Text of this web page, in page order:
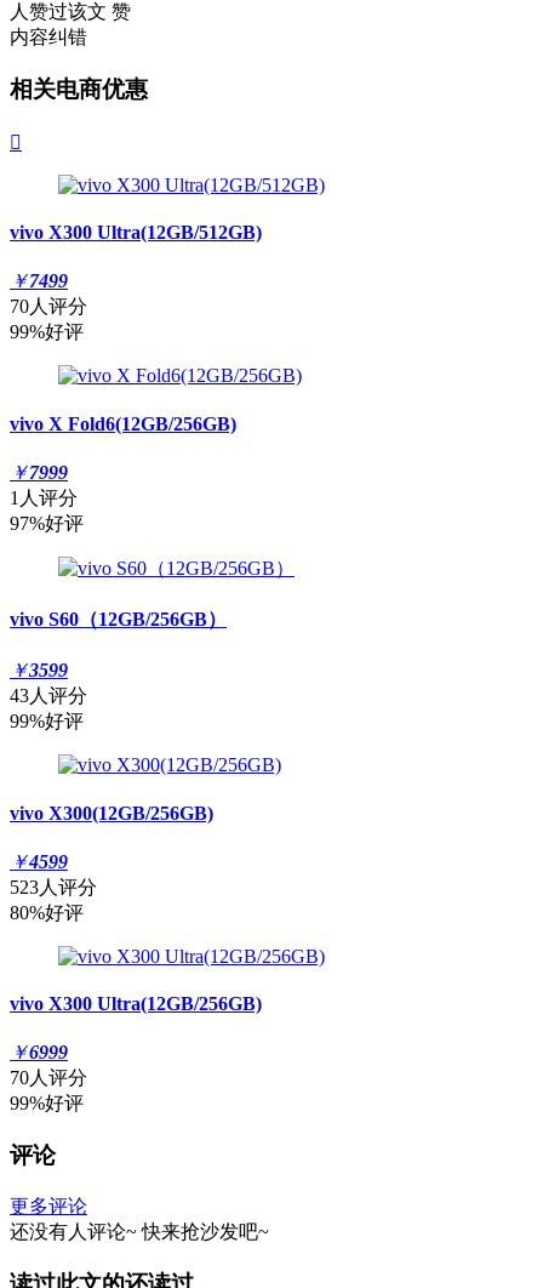
人赞过该文 赞
内容纠错
相关电商优惠

vivo X300 Ultra(12GB/512GB)
￥7499
70人评分
99%好评
vivo X Fold6(12GB/256GB)
￥7999
1人评分
97%好评
vivo S60（12GB/256GB）
￥3599
43人评分
99%好评
vivo X300(12GB/256GB)
￥4599
523人评分
80%好评
vivo X300 Ultra(12GB/256GB)
￥6999
70人评分
99%好评
评论
更多评论
还没有人评论~ 快来抢沙发吧~